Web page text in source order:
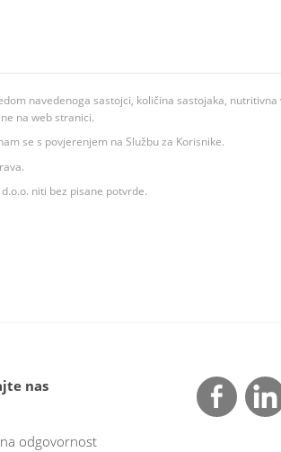
navedenoga sastojci, količina sastojaka,
na web stranici.
se s povjerenjem na Službu za Korisnike.
niti bez pisane potvrde.
nas
odgovornost